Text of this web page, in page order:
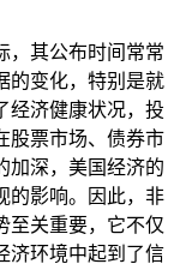
，其公布时间常常
的变化，特别是就
经济健康状况，投
股票市场、债券市
加深，美国经济的
的影响。因此，非
至关重要，它不仅
济环境中起到了信